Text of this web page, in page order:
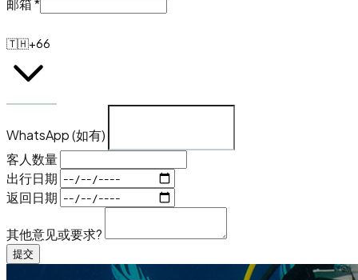
🇹🇭+66
WhatsApp (如有)
客人数量
出行日期
返回日期
其他意见或要求?
提交